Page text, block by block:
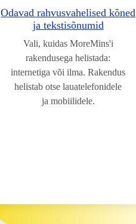
Odavad rahvusvahelised kõned
ja tekstisõnumid
Vali, kuidas MoreMins'i
rakendusega helistada:
internetiga või ilma. Rakendus
helistab otse lauatelefonidele
ja mobiilidele.